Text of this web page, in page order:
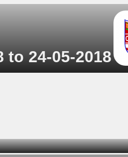
to 24-05-2018